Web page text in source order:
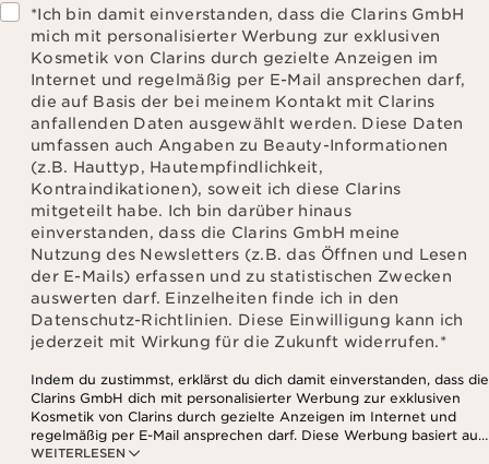
*Ich bin damit einverstanden, dass die Clarins GmbH
mich mit personalisierter Werbung zur exklusiven
Kosmetik von Clarins durch gezielte Anzeigen im
Internet und regelmäßig per E-Mail ansprechen darf,
die auf Basis der bei meinem Kontakt mit Clarins
anfallenden Daten ausgewählt werden. Diese Daten
umfassen auch Angaben zu Beauty-Informationen
(z.B. Hauttyp, Hautempfindlichkeit,
Kontraindikationen), soweit ich diese Clarins
mitgeteilt habe. Ich bin darüber hinaus
einverstanden, dass die Clarins GmbH meine
Nutzung des Newsletters (z.B. das Öffnen und Lesen
der E-Mails) erfassen und zu statistischen Zwecken
auswerten darf. Einzelheiten finde ich in den
Datenschutz-Richtlinien. Diese Einwilligung kann ich
jederzeit mit Wirkung für die Zukunft widerrufen.*
WEITERLESEN
Indem du zustimmst, erklärst du dich damit einverstanden, dass die
Clarins GmbH dich mit personalisierter Werbung zur exklusiven
Kosmetik von Clarins durch gezielte Anzeigen im Internet und
regelmäßig per E-Mail ansprechen darf. Diese Werbung basiert auf
den Daten, die bei deinem Kontakt mit Clarins anfallen,